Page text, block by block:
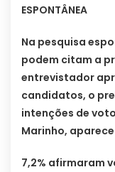
ESPONTÂNEA
Na pesquisa
podem citam a
entrevistador
candidatos, o
intenções de
Marinho,
7,2% afirmaram